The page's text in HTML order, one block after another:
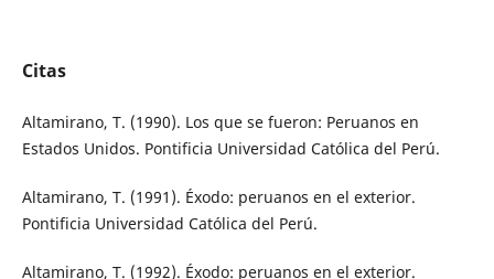
Citas
Altamirano, T. (1990). Los que se fueron: Peruanos en
Estados Unidos. Pontificia Universidad Católica del Perú.
Altamirano, T. (1991). Éxodo: peruanos en el exterior.
Pontificia Universidad Católica del Perú.
Altamirano, T. (1992). Éxodo: peruanos en el exterior.